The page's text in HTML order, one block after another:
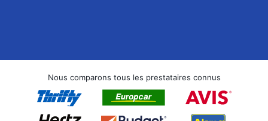
Nous comparons tous les prestataires connus